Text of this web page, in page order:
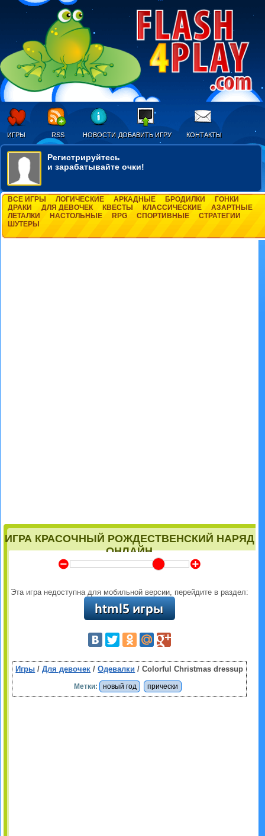
ИГРЫ RSS НОВОСТИ ДОБАВИТЬ ИГРУ КОНТАКТЫ
Регистрируйтесь
и зарабатывайте очки!
ВСЕ ИГРЫ ЛОГИЧЕСКИЕ АРКАДНЫЕ БРОДИЛКИ
ГОНКИ
ДРАКИ
ДЛЯ ДЕВОЧЕК КВЕСТЫ КЛАССИЧЕСКИЕ
АЗАРТНЫЕ
ЛЕТАЛКИ
НАСТОЛЬНЫЕ RPG СПОРТИВНЫЕ
СТРАТЕГИИ
ШУТЕРЫ
ИГРА КРАСОЧНЫЙ РОЖДЕСТВЕНСКИЙ НАРЯД
ОНЛАЙН
Y Z
Эта игра недоступна для мобильной версии, перейдите в раздел:
Игры /Для девочек /Одевалки / Colorful Christmas dressup
Метки: новый год прически